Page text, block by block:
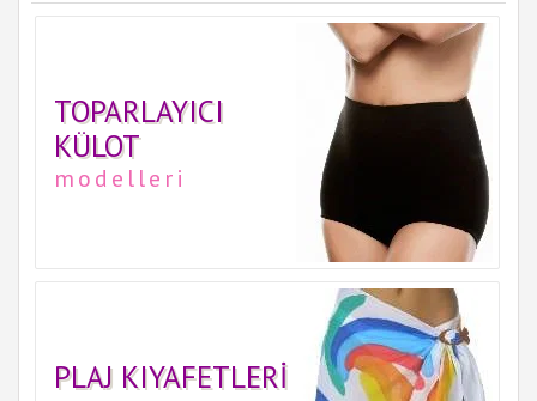
TOPARLAYICI
KÜLOT
modelleri
PLAJ KIYAFETLERI